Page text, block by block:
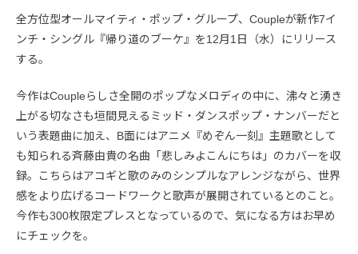
全方位型オールマイティ・ポップ・グループ、Coupleが新作7イ
ンチ・シングル『帰り道のブーケ』を12月1日（水）にリリース
する。
今作はCoupleらしさ全開のポップなメロディの中に、沸々と湧き
上がる切なさも垣間見えるミッド・ダンスポップ・ナンバーだと
いう表題曲に加え、B面にはアニメ『めぞん一刻』主題歌として
も知られる斉藤由貴の名曲「悲しみよこんにちは」のカバーを収
録。こちらはアコギと歌のみのシンプルなアレンジながら、世界
感をより広げるコードワークと歌声が展開されているとのこと。
今作も300枚限定プレスとなっているので、気になる方はお早め
にチェックを。